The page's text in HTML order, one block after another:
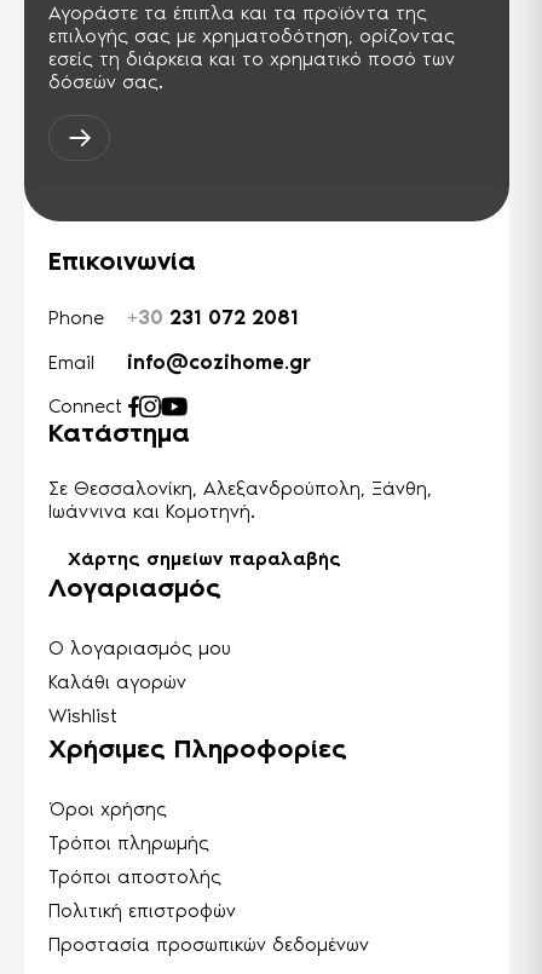
Αγοράστε τα έπιπλα και τα προϊόντα της
επιλογής σας με χρηματοδότηση, ορίζοντας
εσείς τη διάρκεια και το χρηματικό ποσό των
δόσεών σας.
Επικοινωνία
Phone +30 231 072 2081
Email info@cozihome.gr
Connect
Κατάστημα
Σε Θεσσαλονίκη, Αλεξανδρούπολη, Ξάνθη,
Ιωάννινα και Κομοτηνή.
Χάρτης σημείων παραλαβής
Λογαριασμός
Ο λογαριασμός μου
Καλάθι αγορών
Wishlist
Χρήσιμες Πληροφορίες
Όροι χρήσης
Τρόποι πληρωμής
Τρόποι αποστολής
Πολιτική επιστροφών
Προστασία προσωπικών δεδομένων